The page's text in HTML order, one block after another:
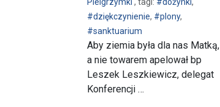
Pielgrzymki , tagi: #dożynki,
#dziękczynienie, #plony,
#sanktuarium
Aby ziemia była dla nas Matką,
a nie towarem apelował bp
Leszek Leszkiewicz, delegat
Konferencji …